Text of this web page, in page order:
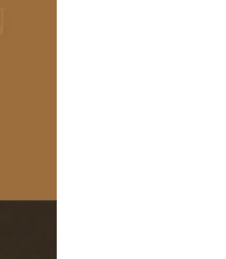
문화상품권 5000원 (추